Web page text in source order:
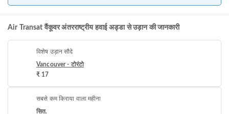
Air Transat वैंकूवर अंतरराष्ट्रीय हवाई अड्डा से उड़ान की जानकारी
विशेष उड़ान सौदे
Vancouver - टोरंटो
₹ 17
सबसे कम किराया वाला महीना
सित.